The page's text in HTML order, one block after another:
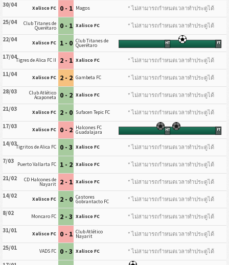
30/04
Xalisco FC 0 - 1 Magos
* ไม่สามารถกำหนดเวลาทำประตูได้
25/04
Club Titanes de
Querétaro 0 - 1 Xalisco FC
* ไม่สามารถกำหนดเวลาทำประตูได้
22/04
Xalisco FC 1 - 0 Club Titanes de
Querétaro HT FT
17/04Tigres de Alica FC II 2 - 1 Xalisco FC
* ไม่สามารถกำหนดเวลาทำประตูได้
11/04
Xalisco FC 2 - 2 Gambeta FC
* ไม่สามารถกำหนดเวลาทำประตูได้
28/03
Club Atlético
Acaponeta 0 - 2 Xalisco FC
* ไม่สามารถกำหนดเวลาทำประตูได้
21/03
Xalisco FC 2 - 0 Sufacen Tepic FC
* ไม่สามารถกำหนดเวลาทำประตูได้
17/03
Xalisco FC 0 - 2 Halcones FC
Guadalajara HT FT
14/03Tigritos de Alica FC 0 - 3 Xalisco FC
* ไม่สามารถกำหนดเวลาทำประตูได้
7/03
Puerto Vallarta FC 1 - 2 Xalisco FC
* ไม่สามารถกำหนดเวลาทำประตูได้
21/02
CD Halcones de
Nayarit 2 - 1 Xalisco FC
* ไม่สามารถกำหนดเวลาทำประตูได้
14/02
Xalisco FC 2 - 0 Castores
Gobrantacto FC
* ไม่สามารถกำหนดเวลาทำประตูได้
8/02
Moncaro FC 2 - 3 Xalisco FC
* ไม่สามารถกำหนดเวลาทำประตูได้
31/01
Xalisco FC 0 - 1 Club Atlético
Nayarit
* ไม่สามารถกำหนดเวลาทำประตูได้
25/01
VADS FC 0 - 3 Xalisco FC
* ไม่สามารถกำหนดเวลาทำประตูได้